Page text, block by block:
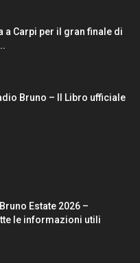
a Carpi per il gran finale di
Bruno – Il Libro ufficiale
Estate 2026 –
le informazioni utili